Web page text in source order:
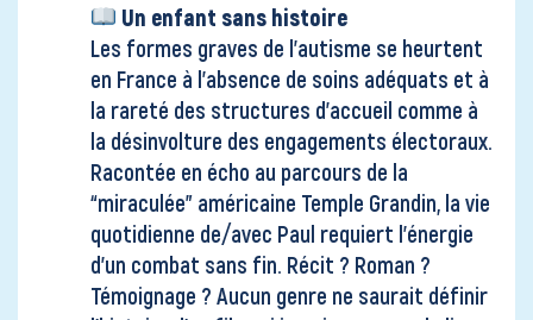
Un enfant sans histoire
Les formes graves de l’autisme se heurtent
en France à l’absence de soins adéquats et à
la rareté des structures d’accueil comme à
la désinvolture des engagements électoraux.
Racontée en écho au parcours de la
“miraculée” américaine Temple Grandin, la vie
quotidienne de/avec Paul requiert l’énergie
d’un combat sans fin. Récit ? Roman ?
Témoignage ? Aucun genre ne saurait définir